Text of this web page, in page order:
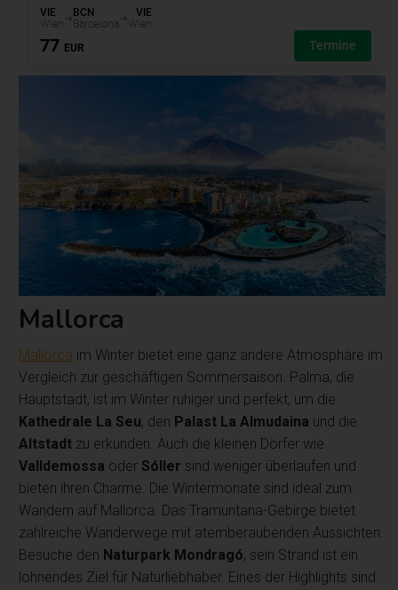
Mallorca
Mallorca im Winter bietet eine ganz andere Atmosphäre im
Vergleich zur geschäftigen Sommersaison. Palma, die
Hauptstadt, ist im Winter ruhiger und perfekt, um die
Kathedrale La Seu, den Palast La Almudaina und die
Altstadt zu erkunden. Auch die kleinen Dörfer wie
Valldemossa oder Sóller sind weniger überlaufen und
bieten ihren Charme. Die Wintermonate sind ideal zum
Wandern auf Mallorca. Das Tramuntana-Gebirge bietet
zahlreiche Wanderwege mit atemberaubenden Aussichten.
Besuche den Naturpark Mondragó, sein Strand ist ein
lohnendes Ziel für Naturliebhaber. Eines der Highlights sind